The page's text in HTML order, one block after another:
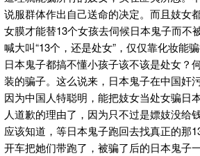
说服群体作出自己送命的决定。而且妓女
女膜才能替13个女孩去伺候日本鬼子而不
喊大叫“13个，还是处女”，仅仅靠化妆能
日本鬼子都搞不懂小孩子该不该是处女？
装的骗子。这么说来，日本鬼子在中国奸
因为中国人特聪明，能把妓女当处女骗日
人道歉的理由了，因为只不过是嫖妓没给
应该知道，等日本鬼子跑回去找真正的那
开车把她们带跑了，被骗了后的日本鬼子